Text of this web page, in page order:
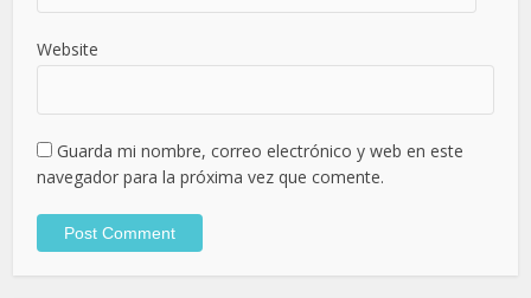
Website
Guarda mi nombre, correo electrónico y web en este
navegador para la próxima vez que comente.